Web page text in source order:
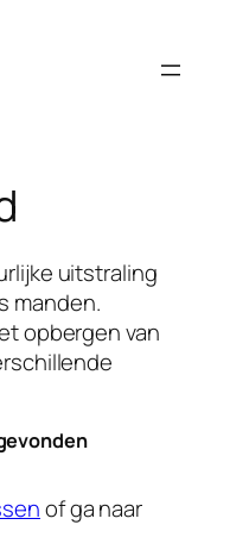
uitstraling
manden.
opbergen van
of ga naar